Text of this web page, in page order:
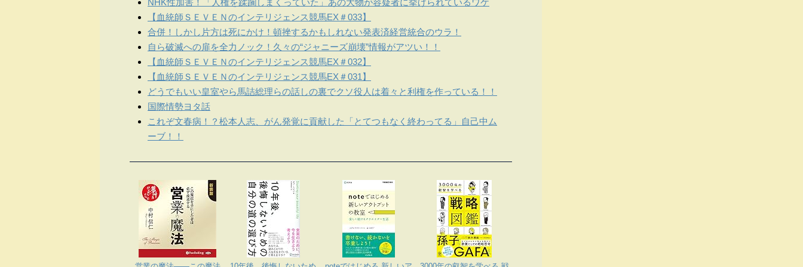
NHK性加害！「人権を蹂躙しまくっていた」あの大物が容疑者に挙げられているワケ
【血統師ＳＥＶＥＮのインテリジェンス競馬EX＃033】
合併！しかし片方は死にかけ！頓挫するかもしれない発表済経営統合のウラ！
自ら破滅への扉を全力ノック！久々の“ジャニーズ崩壊”情報がアツい！！
【血統師ＳＥＶＥＮのインテリジェンス競馬EX＃032】
【血統師ＳＥＶＥＮのインテリジェンス競馬EX＃031】
どうでもいい皇室やら馬詰総理らの話しの裏でクソ役人は着々と利権を作っている！！
国際情勢ヨタ話
これぞ文春病！？松本人志、がん発覚に貢献した「とてつもなく終わってる」自己中ム
ーブ！！